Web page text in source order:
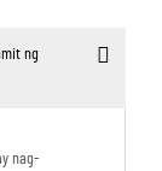
ng
nag-